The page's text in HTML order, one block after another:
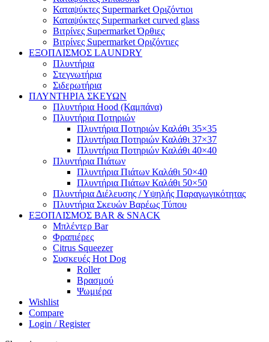
Καταψύκτες Supermarket Οριζόντιοι
Καταψύκτες Supermarket curved glass
Βιτρίνες Supermarket Όρθιες
Βιτρίνες Supermarket Οριζόντιες
ΕΞΟΠΛΙΣΜΟΣ LAUNDRY
Πλυντήρια
Στεγνωτήρια
Σιδερωτήρια
ΠΛΥΝΤΗΡΙΑ ΣΚΕΥΩΝ
Πλυντήρια Hood (Καμπάνα)
Πλυντήρια Ποτηριών
Πλυντήρια Ποτηριών Καλάθι 35×35
Πλυντήρια Ποτηριών Καλάθι 37×37
Πλυντήρια Ποτηριών Καλάθι 40×40
Πλυντήρια Πιάτων
Πλυντήρια Πιάτων Καλάθι 50×40
Πλυντήρια Πιάτων Καλάθι 50×50
Πλυντήρια Διέλευσης / Υψηλής Παραγωγικότητας
Πλυντήρια Σκευών Βαρέως Τύπου
ΕΞΟΠΛΙΣΜΟΣ BAR & SNACK
Μπλέντερ Bar
Φραπιέρες
Citrus Squeezer
Συσκευές Hot Dog
Roller
Βρασμού
Ψωμιέρα
Wishlist
Compare
Login / Register